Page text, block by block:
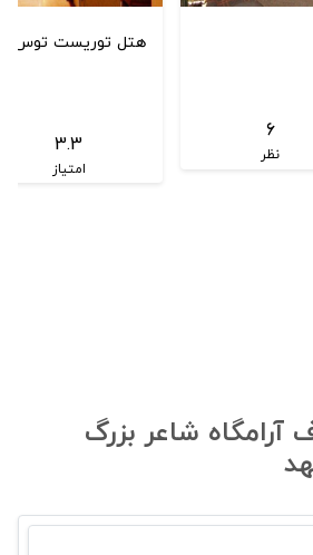
6
نظر
هتل توریست توس
3.3
امتیاز
آرامگاه شاعر بزرگ